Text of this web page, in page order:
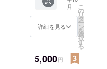
パズル
にする
写真は
この中
す！
http://i
ト！ こ
のプレ
ゼント
の特徴
は レー
刻の高
級感あ
月
詳細を見る
こ
の
リ
タ
ー
ン
を
選
択
す
る
5,000円